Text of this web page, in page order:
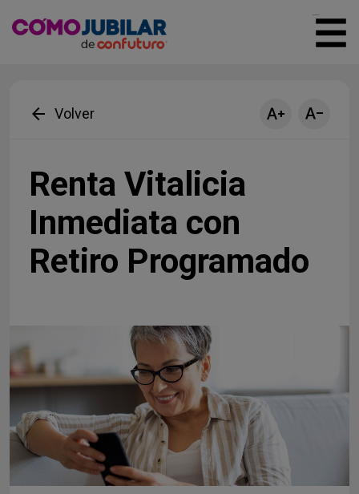
arrow_back Volver text_increase text_decrease
Renta Vitalicia
Inmediata con
Retiro Programado​